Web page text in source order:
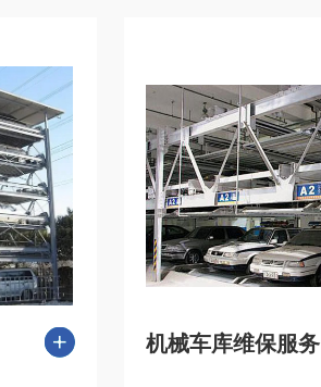
机械车库维保服务